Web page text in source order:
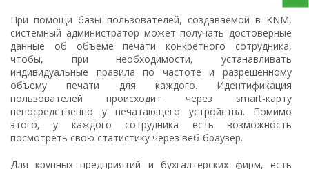
При помощи базы пользователей, создаваемой в KNM,
системный администратор может получать достоверные
данные об объеме печати конкретного сотрудника,
чтобы, при необходимости, устанавливать
индивидуальные правила по частоте и разрешенному
объему печати для каждого. Идентификация
пользователей происходит через smart-карту
непосредственно у печатающего устройства. Помимо
этого, у каждого сотрудника есть возможность
посмотреть свою статистику через веб-браузер.
Для крупных предприятий и бухгалтерских фирм, есть